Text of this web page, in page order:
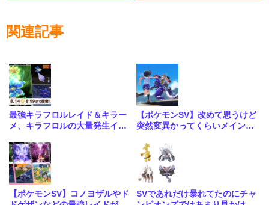
関連記事
最強キラフロルレイド＆キラー
メ、キラフロルの大量発生イベ
【ポケモンSV】改めて思うけど
突然変異かってくらいメインス
【ポケモンSV】コノヨザルやド
SVであれだけ暴れてたのにチャ